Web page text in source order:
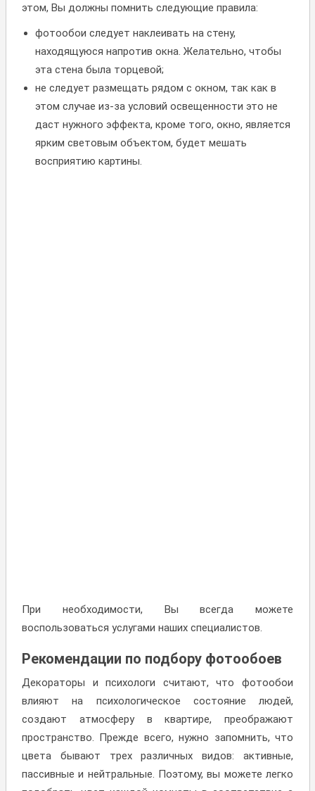
этом, Вы должны помнить следующие правила:
фотообои следует наклеивать на стену,
находящуюся напротив окна. Желательно, чтобы
эта стена была торцевой;
не следует размещать рядом с окном, так как в
этом случае из-за условий освещенности это не
даст нужного эффекта, кроме того, окно, является
ярким световым объектом, будет мешать
восприятию картины.
При необходимости, Вы всегда можете
воспользоваться услугами наших специалистов.
Рекомендации по подбору фотообоев
Декораторы и психологи считают, что фотообои
влияют на психологическое состояние людей,
создают атмосферу в квартире, преображают
пространство. Прежде всего, нужно запомнить, что
цвета бывают трех различных видов: активные,
пассивные и нейтральные. Поэтому, вы можете легко